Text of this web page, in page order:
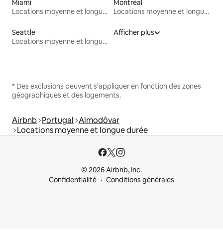
Miami
Locations moyenne et longue durée
Montréal
Locations moyenne et longue durée
Seattle
Locations moyenne et longue durée
Afficher plus
* Des exclusions peuvent s'appliquer en fonction des zones
géographiques et des logements.
Airbnb Portugal Almodôvar
Locations moyenne et longue durée
© 2026 Airbnb, Inc.
Confidentialité
Conditions générales